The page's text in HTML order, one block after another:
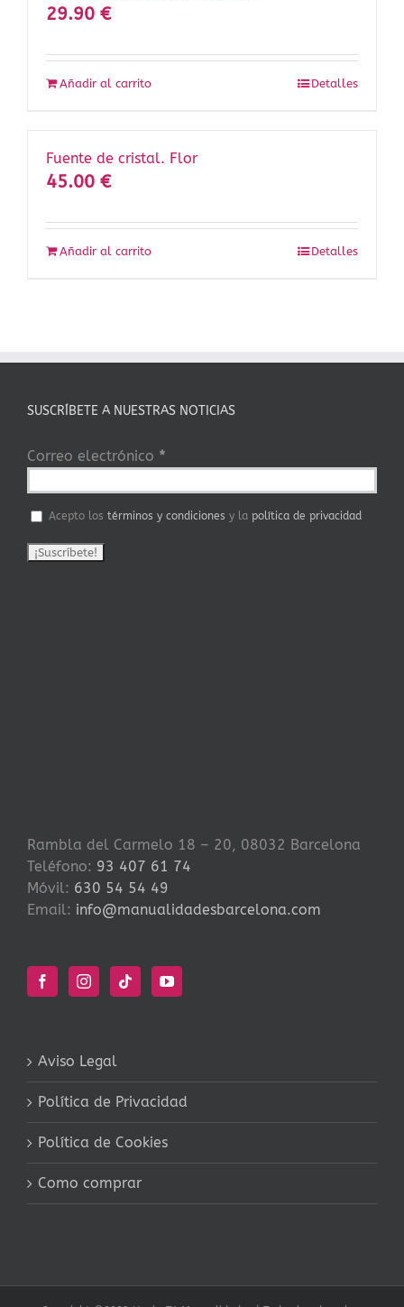
29.90 €
Añadir al carrito Detalles
Fuente de cristal. Flor
45.00 €
Añadir al carrito Detalles
SUSCRÍBETE A NUESTRAS NOTICIAS
Correo electrónico *
Acepto los términos y condiciones y la política de privacidad
Rambla del Carmelo 18 – 20, 08032 Barcelona
Teléfono: 93 407 61 74
Móvil: 630 54 54 49
Email: info@manualidadesbarcelona.com
Aviso Legal
Política de Privacidad
Política de Cookies
Como comprar